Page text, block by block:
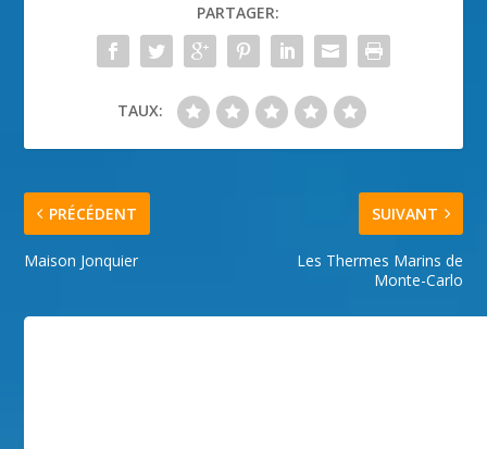
PARTAGER:
TAUX:
PRÉCÉDENT
Maison Jonquier
SUIVANT
Les Thermes Marins de
Monte-Carlo